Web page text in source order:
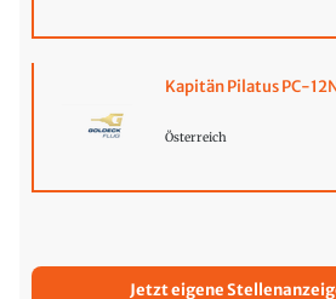
Kapitän Pilatus PC-
Österreich
Jetzt eigene